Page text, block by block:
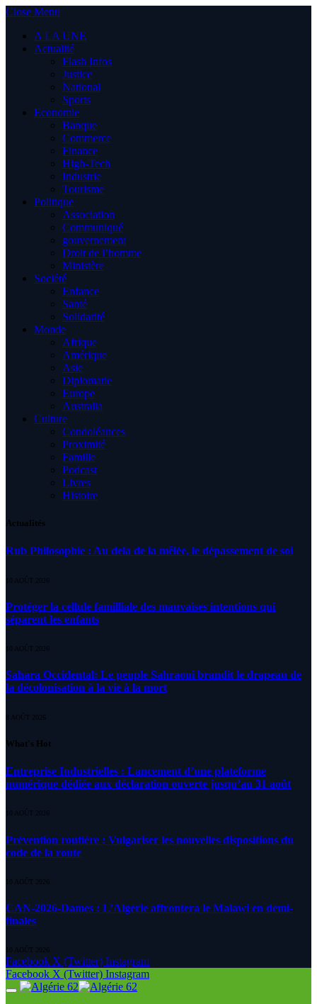
Close Menu
A LA UNE
Actualité
Flash Infos
Justice
National
Sports
Economie
Banque
Commerce
Finance
High-Tech
Industrie
Tourisme
Politique
Association
Communiqué
gouvernement
Droit de l’homme
Ministère
Société
Enfance
Santé
Solidarité
Monde
Afrique
Amérique
Asie
Diplomatie
Europe
Australia
Culture
Condoléances
Proximité
Famille
Podcast
Livres
Histoire
Actualités
Rub Philosophie : Au dela de la mêlée, le dépassement de soi
10 AOÛT 2026
Protéger la cellule familliale des mauvaises intentions qui
séparent les enfants
10 AOÛT 2026
Sahara Occidental: Le peuple Sahraoui brandit le drapeau de
la décolonisation à la vie à la mort
8 AOÛT 2026
What's Hot
Entreprise Industrielles : Lancement d’une plateforme
numérique dédiée aux déclaration ouverte jusqu’au 31 août
10 AOÛT 2026
Prévention routière : Vulgariser les nouvelles dispositions du
code de la route
10 AOÛT 2026
CAN-2026-Dames : L’Algérie affrontera le Malawi en demi-
finales
10 AOÛT 2026
Facebook X (Twitter) Instagram
Facebook X (Twitter) Instagram